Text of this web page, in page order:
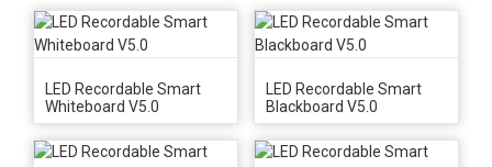
LED Recordable Smart
Whiteboard V5.0
LED Recordable Smart
Blackboard V5.0